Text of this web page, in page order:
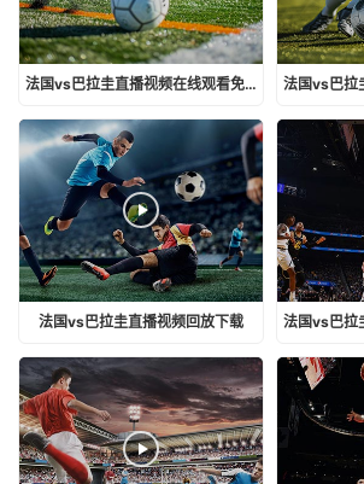
法国vs巴拉圭直播视频在线观看免费
法国vs巴拉圭直播视频回放下载